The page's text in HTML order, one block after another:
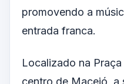
promovendo a
entrada franca.
Localizado na
centro de Maceió, a